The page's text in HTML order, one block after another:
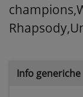
Info generiche